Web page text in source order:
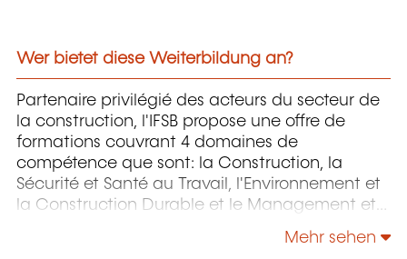
Wer bietet diese Weiterbildung an?
Partenaire privilégié des acteurs du secteur de
la construction, l'IFSB propose une offre de
formations couvrant 4 domaines de
compétence que sont: la Construction, la
Sécurité et Santé au Travail, l'Environnement et
la Construction Durable et le Management et
Mehr sehen